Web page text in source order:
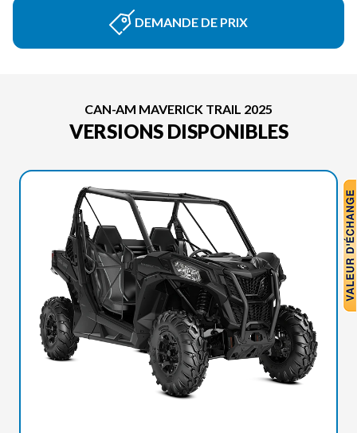
DEMANDE DE PRIX
CAN-AM MAVERICK TRAIL 2025
VERSIONS DISPONIBLES